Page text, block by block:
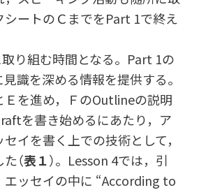
シートのＣまでをPart 1で終え
り組む時間となる。Part 1の
識を深める情報を提供する。
Ｅを進め，ＦのOutlineの説明
を書き始めるにあたり，ア
イを書く上での技術として，
（表１）。Lesson 4では，引
エッセイの中に “According to